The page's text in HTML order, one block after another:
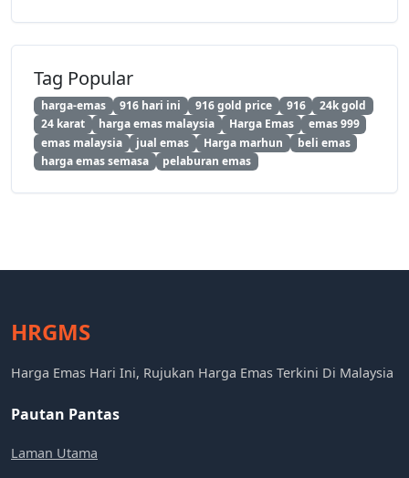
Tag Popular
harga-emas 916 hari ini 916 gold price 916
24k gold
24 karat
harga emas malaysia Harga Emas
emas 999
emas malaysia
jual emas Harga marhun
beli emas
harga emas semasa
pelaburan emas
HRGMS
Harga Emas Hari Ini, Rujukan Harga Emas Terkini Di Malaysia
Pautan Pantas
Laman Utama